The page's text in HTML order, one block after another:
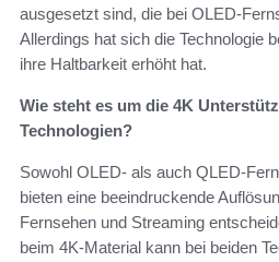
ausgesetzt sind, die bei OLED-
Allerdings hat sich die Technologie
ihre Haltbarkeit erhöht hat.
Wie steht es um die 4K
Technologien?
Sowohl OLED- als auch QLED-
bieten eine beeindruckende
Fernsehen und Streaming
beim 4K-Material kann bei beiden